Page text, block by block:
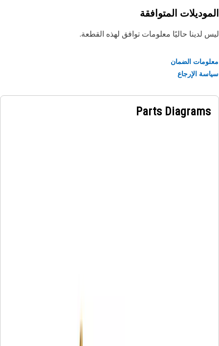
المتوافقة
لدينا حاليًا معلومات توافق لهذه القطعة.
الضمان
الإرجاع
Parts Diagrams